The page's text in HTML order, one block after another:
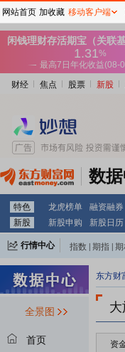
财经 焦点 股票 新股
数
特色 龙虎榜单 融资融券
新股
新股申购 新股日历
行情中心 指数 期指 期
全景图
首页
东方财
大
资
网站首页 加收藏 移动客户端